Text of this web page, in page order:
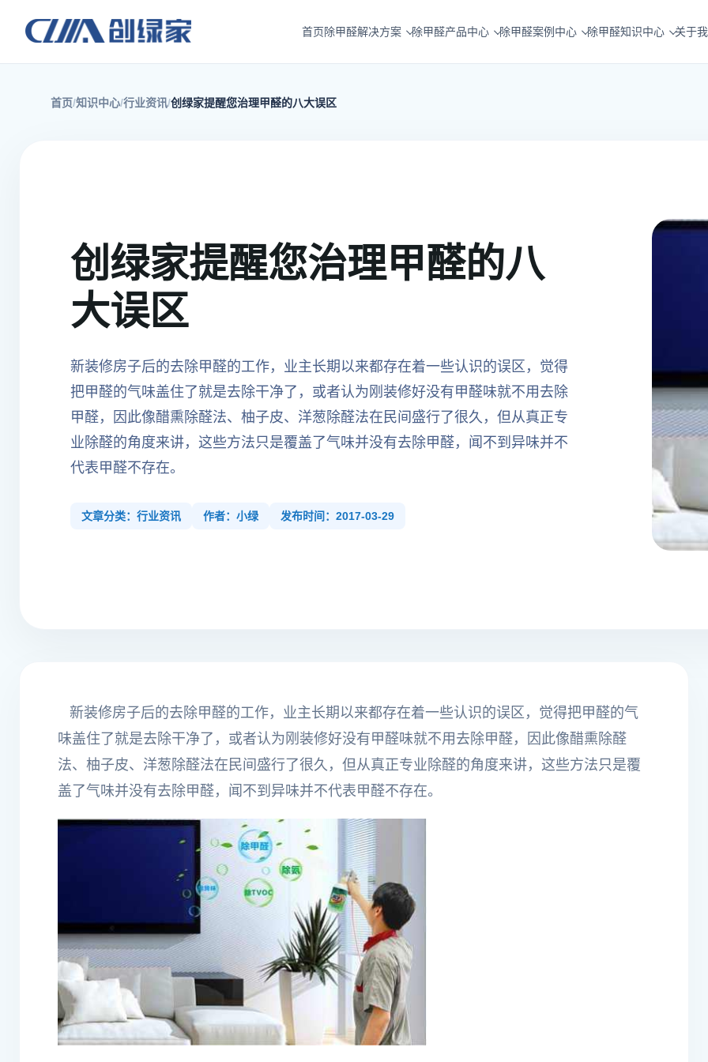
首页除甲醛解决方案 除甲醛产品中心 除甲醛案例中心 除甲醛知识中心 关于
首页 知识中心 行业资讯 创绿家提醒您治理甲醛的八大误区
创绿家提醒您治理甲醛的八
大误区
新装修房子后的去除甲醛的工作，业主长期以来都存在着一些认识的误区，觉得
把甲醛的气味盖住了就是去除干净了，或者认为刚装修好没有甲醛味就不用去除
甲醛，因此像醋熏除醛法、柚子皮、洋葱除醛法在民间盛行了很久，但从真正专
业除醛的角度来讲，这些方法只是覆盖了气味并没有去除甲醛，闻不到异味并不
代表甲醛不存在。
文章分类：行业资讯 作者：小绿 发布时间：2017-03-29
新装修房子后的去除甲醛的工作，业主长期以来都存在着一些认识的误区，觉得把甲醛的气
味盖住了就是去除干净了，或者认为刚装修好没有甲醛味就不用去除甲醛，因此像醋熏除醛
法、柚子皮、洋葱除醛法在民间盛行了很久，但从真正专业除醛的角度来讲，这些方法只是覆
盖了气味并没有去除甲醛，闻不到异味并不代表甲醛不存在。